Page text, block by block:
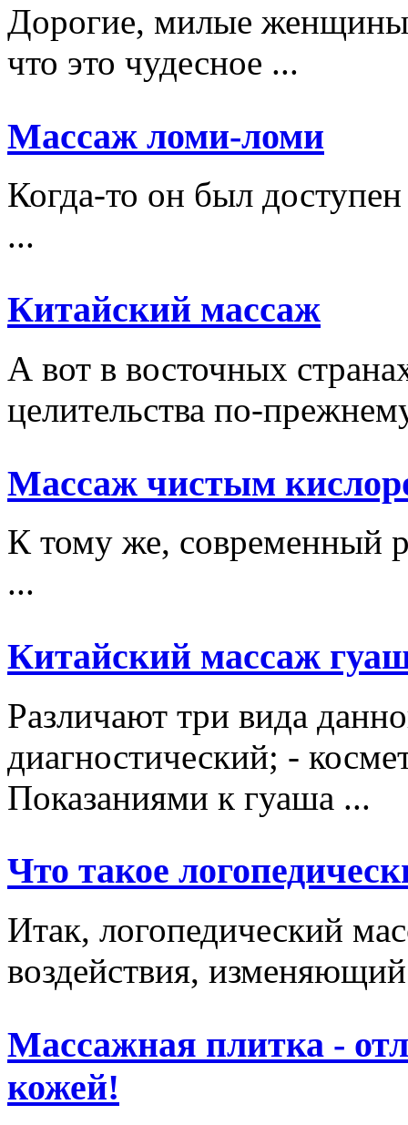
Дорогие, милые женщины,
что это чудесное ...
Массаж ломи-ломи
Когда-то он был
...
Китайский массаж
А вот в восточных
целительства по-
Массаж чистым
К тому же, современный
...
Китайский массаж
Различают три вида
диагностический; -
Показаниями к гуаша ...
Что такое
Итак, логопедический
воздействия,
Массажная плитка -
кожей!